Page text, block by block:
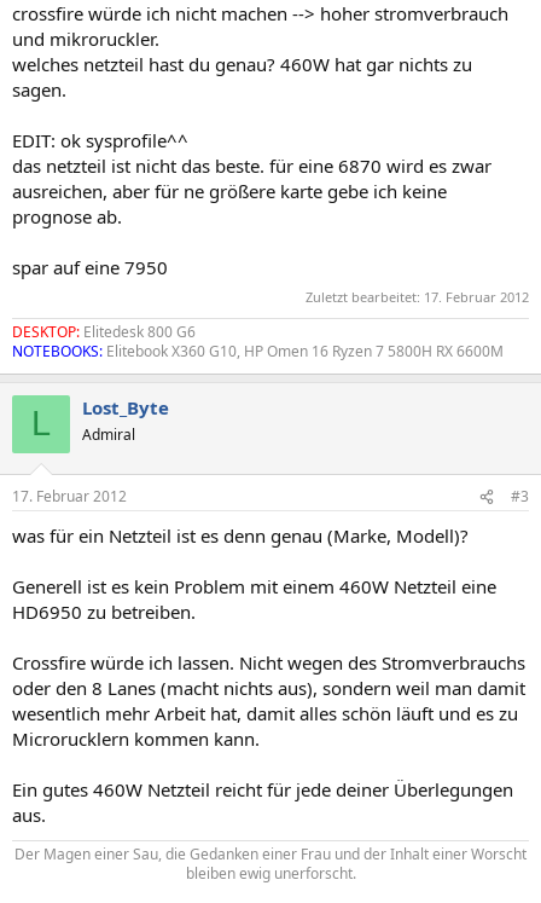
crossfire würde ich nicht machen --> hoher stromverbrauch
und mikroruckler.
welches netzteil hast du genau? 460W hat gar nichts zu
sagen.
EDIT: ok sysprofile^^
das netzteil ist nicht das beste. für eine 6870 wird es zwar
ausreichen, aber für ne größere karte gebe ich keine
prognose ab.
spar auf eine 7950
Zuletzt bearbeitet: 17. Februar 2012
DESKTOP: Elitedesk 800 G6
NOTEBOOKS: Elitebook X360 G10, HP Omen 16 Ryzen 7 5800H RX 6600M
L Lost_Byte
Admiral
17. Februar 2012 #3
was für ein Netzteil ist es denn genau (Marke, Modell)?
Generell ist es kein Problem mit einem 460W Netzteil eine
HD6950 zu betreiben.
Crossfire würde ich lassen. Nicht wegen des Stromverbrauchs
oder den 8 Lanes (macht nichts aus), sondern weil man damit
wesentlich mehr Arbeit hat, damit alles schön läuft und es zu
Microrucklern kommen kann.
Ein gutes 460W Netzteil reicht für jede deiner Überlegungen
aus.
Der Magen einer Sau, die Gedanken einer Frau und der Inhalt einer Worscht
bleiben ewig unerforscht.